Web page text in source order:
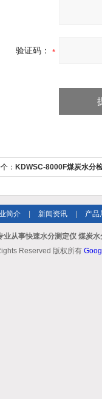
验证码：
： KDWSC-8000F煤炭水分
简介 新闻资讯 产品
从事快速水分测定仪 煤炭
Reserved 版权所有